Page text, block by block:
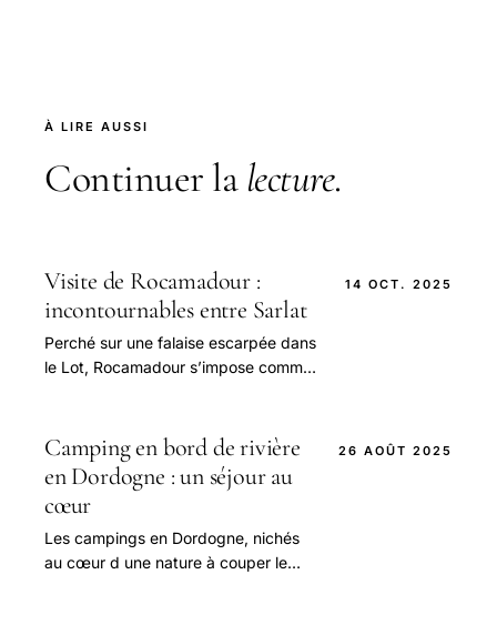
À LIRE AUSSI
Continuer la lecture.
Visite de Rocamadour :
incontournables entre Sarlat
Perché sur une falaise escarpée dans
le Lot, Rocamadour s’impose comme
14 OCT. 2025
Camping en bord de rivière
en Dordogne : un séjour au
cœur
Les campings en Dordogne, nichés
au cœur d une nature à couper le
26 AOÛT 2025